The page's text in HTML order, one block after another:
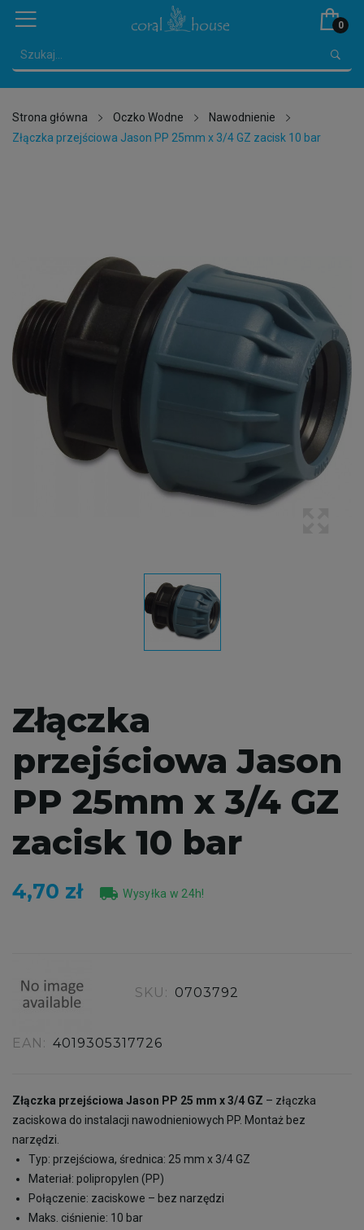
0
Strona główna Oczko Wodne
Nawodnienie
Złączka przejściowa Jason PP 25mm x 3/4 GZ zacisk 10 bar
Złączka
przejściowa Jason
PP 25mm x 3/4 GZ
zacisk 10 bar
4,70 zł local_shipping Wysyłka w 24h!
SKU: 0703792
EAN: 4019305317726
Złączka przejściowa Jason PP 25 mm x 3/4 GZ – złączka
zaciskowa do instalacji nawodnieniowych PP. Montaż bez
narzędzi.
Typ: przejściowa, średnica: 25 mm x 3/4 GZ
Materiał: polipropylen (PP)
Połączenie: zaciskowe – bez narzędzi
Maks. ciśnienie: 10 bar